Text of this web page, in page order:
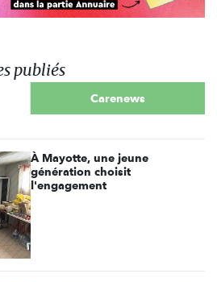
publiés
Carenews
À Mayotte, une jeune
génération choisit
l'engagement